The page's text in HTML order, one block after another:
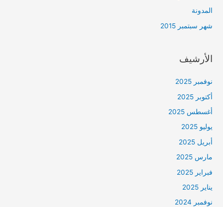
المدونة
شهر سبتمبر 2015
الأرشيف
نوفمبر 2025
أكتوبر 2025
أغسطس 2025
يوليو 2025
أبريل 2025
مارس 2025
فبراير 2025
يناير 2025
نوفمبر 2024